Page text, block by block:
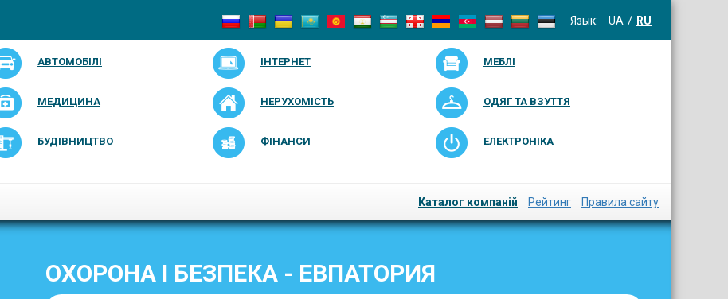
Язык: UA RU
АВТОМОБІЛІ ІНТЕРНЕТ МЕБЛІ
МЕДИЦИНА НЕРУХОМІСТЬ ОДЯГ ТА ВЗУТТЯ
БУДІВНИЦТВО ФІНАНСИ ЕЛЕКТРОНІКА
Каталог компаній Рейтинг Правила сайту
ОХОРОНА І БЕЗПЕКА - ЕВПАТОРИЯ